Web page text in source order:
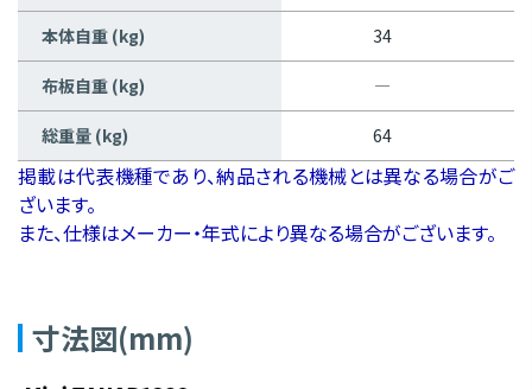
本体自重 (kg) 34
布板自重 (kg) ―
総重量 (kg) 64
掲載は代表機種であり、納品される機械とは異なる場合がご
ざいます。
また、仕様はメーカー・年式により異なる場合がございます。
寸法図(mm)